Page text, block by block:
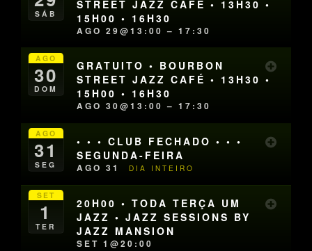
SÁB
STREET JAZZ CAFÉ • 13H30 •
15H00 • 16H30
AGO 29@13:00 – 17:30
AGO
30
DOM
GRATUITO • BOURBON
STREET JAZZ CAFÉ • 13H30 •
15H00 • 16H30
AGO 30@13:00 – 17:30
AGO
31
SEG
• • • CLUB FECHADO • • •
SEGUNDA-FEIRA
AGO 31 DIA INTEIRO
SET
1
TER
20H00 • TODA TERÇA UM
JAZZ • JAZZ SESSIONS BY
JAZZ MANSION
SET 1@20:00